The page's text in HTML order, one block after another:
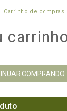
Carrinho de compras
carrinho
COMPRANDO